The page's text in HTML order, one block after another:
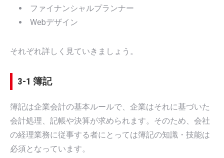
ファイナンシャルプランナー
Webデザイン
それぞれ詳しく見ていきましょう。
3-1 簿記
簿記は企業会計の基本ルールで、企業はそれに基づいた
会計処理、記帳や決算が求められます。そのため、会社
の経理業務に従事する者にとっては簿記の知識・技能は
必須となっています。